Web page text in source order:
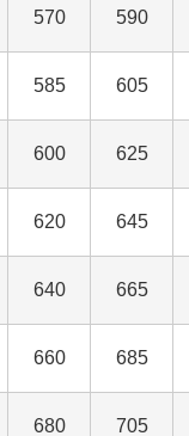
570 590
585 605
600 625
620 645
640 665
660 685
680 705